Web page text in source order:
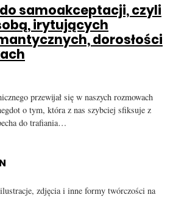
samoakceptacji, czyli
irytujących
dorosłości
przewijał się w naszych rozmowach
o tym, która z nas szybciej sfiksuje z
do trafiania…
zdjęcia i inne formy twórczości na